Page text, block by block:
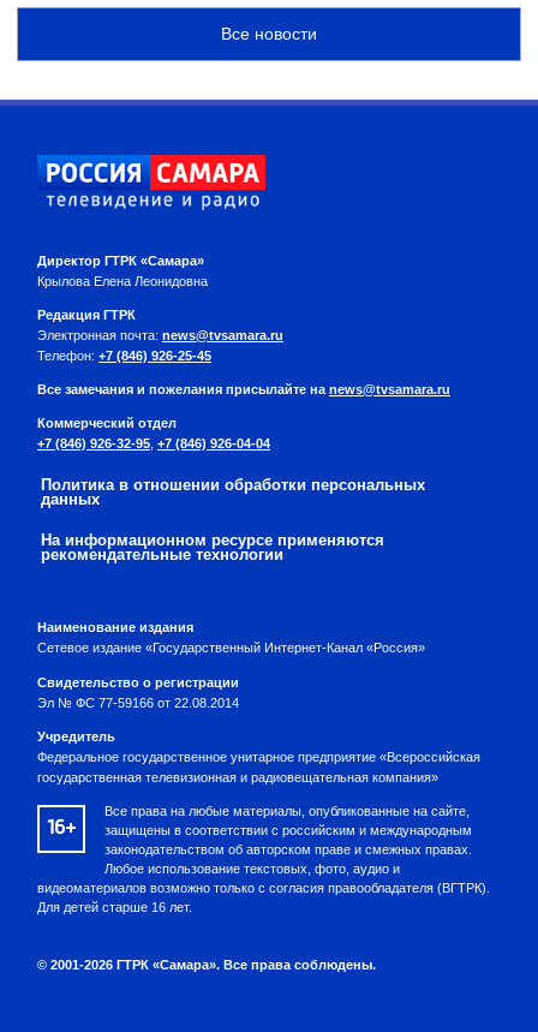
Все новости
Директор ГТРК «Самара»
Крылова Елена Леонидовна
Редакция ГТРК
Электронная почта: news@tvsamara.ru
Телефон: +7 (846) 926-25-45
Все замечания и пожелания присылайте на news@tvsamara.ru
Коммерческий отдел
+7 (846) 926-32-95, +7 (846) 926-04-04
Политика в отношении обработки персональных
данных
На информационном ресурсе применяются
рекомендательные технологии
Наименование издания
Сетевое издание «Государственный Интернет-Канал «Россия»
Свидетельство о регистрации
Эл № ФС 77-59166 от 22.08.2014
Учредитель
Федеральное государственное унитарное предприятие «Всероссийская
государственная телевизионная и радиовещательная компания»
16+
Все права на любые материалы, опубликованные на сайте,
защищены в соответствии с российским и международным
законодательством об авторском праве и смежных правах.
Любое использование текстовых, фото, аудио и
видеоматериалов возможно только с согласия правообладателя (ВГТРК).
Для детей старше 16 лет.
© 2001-2026 ГТРК «Самара». Все права соблюдены.